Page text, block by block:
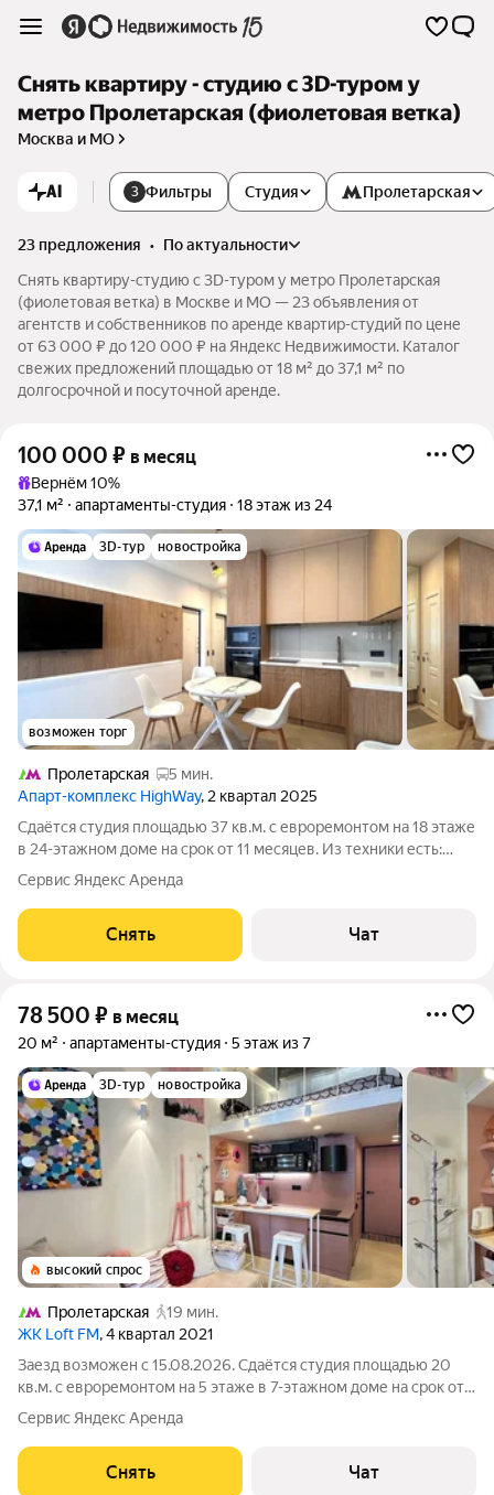
Снять квартиру - студию c 3D-туром у
метро Пролетарская (фиолетовая ветка)
Москва и МО
AI 3 Фильтры Студия Пролетарская
23 предложения •
по актуальности
Снять квартиру-студию c 3D-туром у метро Пролетарская
(фиолетовая ветка) в Москве и МО — 23 объявления от
агентств и собственников по аренде квартир-студий по цене
от 63 000 ₽ до 120 000 ₽ на Яндекс Недвижимости. Каталог
свежих предложений площадью от 18 м² до 37,1 м² по
долгосрочной и посуточной аренде.
100 000 ₽ в месяц
Вернём 10%
37,1 м²
апартаменты-студия 18 этаж из 24
3D-тур новостройка
возможен торг
Пролетарская
5 мин.
Апарт-комплекс HighWay, 2 квартал 2025
Сдаётся студия площадью 37 кв.м. с евроремонтом на 18 этаже
в 24-этажном доме на срок от 11 месяцев. Из техники есть:
Телевизор Духовой шкаф Стиральная машина Холодильник
Посудомоечная машина Кондиционер Бойлер Микроволновка
Пылесос Дом -
Сервис Яндекс Аренда
Снять Чат
78 500 ₽ в месяц
20 м² апартаменты-студия 5 этаж из 7
3D-тур новостройка
высокий спрос
Пролетарская
19 мин.
ЖК Loft FM, 4 квартал 2021
Заезд возможен с 15.08.2026. Сдаётся студия площадью 20
кв.м. с евроремонтом на 5 этаже в 7-этажном доме на срок от
11 месяцев. Из техники есть: Телевизор Духовой шкаф
Стиральная машина Сушильная машина Холодильник
Кондиционер Микроволновка
Сервис Яндекс Аренда
Снять Чат